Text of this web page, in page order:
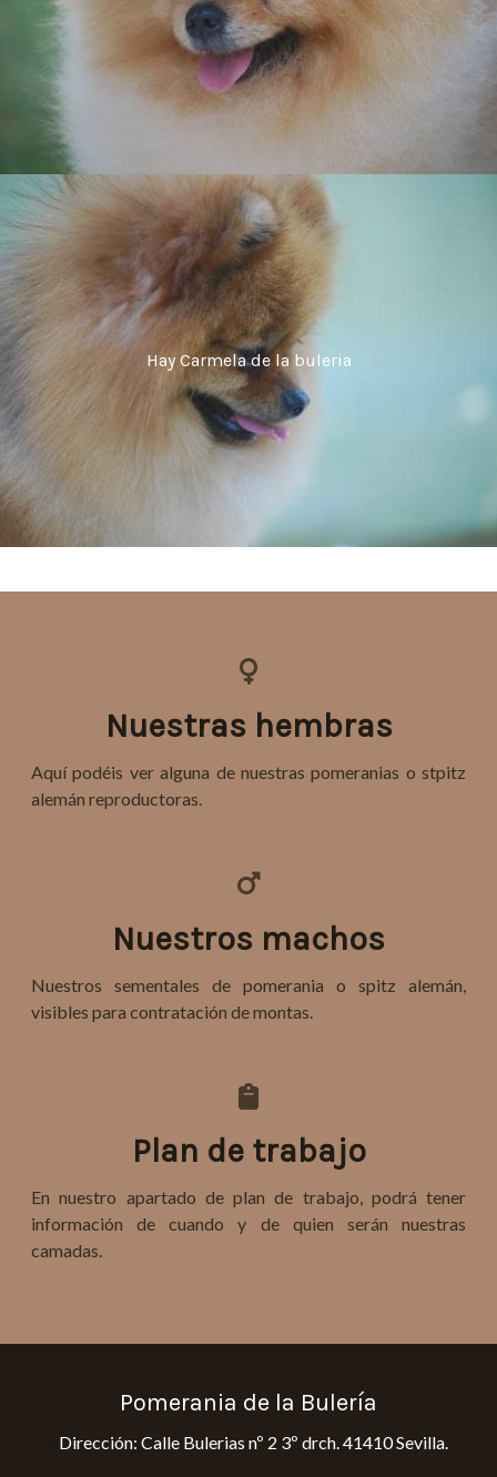
Hay Carmela de la buleria
Nuestras hembras
Aquí podéis ver alguna de nuestras pomeranias o stpitz
alemán reproductoras.
Nuestros machos
Nuestros sementales de pomerania o spitz alemán,
visibles para contratación de montas.
Plan de trabajo
En nuestro apartado de plan de trabajo, podrá tener
información de cuando y de quien serán nuestras
camadas.
Pomerania de la Bulería
Dirección: Calle Bulerias nº 2 3º drch. 41410 Sevilla.